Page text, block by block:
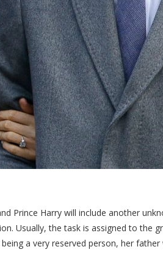
Prince Harry will include another
Usually, the task is assigned to the
a very reserved person, her